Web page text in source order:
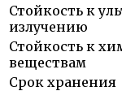
Стойкость к
излучению
Стойкость к
веществам
Срок хранения